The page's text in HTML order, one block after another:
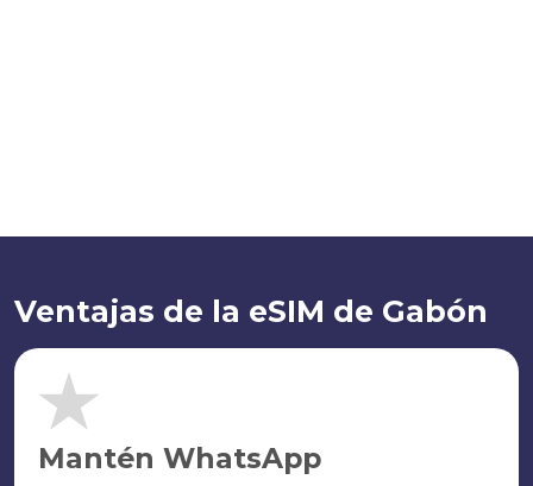
Ventajas de la eSIM de Gabón
Mantén WhatsApp